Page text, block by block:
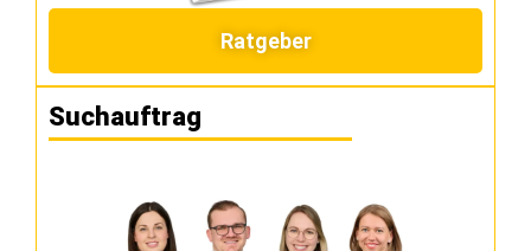
Ratgeber
Suchauftrag